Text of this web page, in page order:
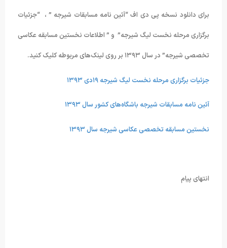
برای دانلود نسخه پی دی اف “آئین نامه مسابقات شیرجه ” ، “جزئیات
برگزاری مرحله نخست لیگ شیرجه” و ” اطلاعات نخستین مسابقه عکاسی
تخصصی شیرجه” در سال ۱۳۹۳ بر روی لینک‌های مربوطه کلیک کنید.
جزئیات برگزاری مرحله نخست لیگ شیرجه ۱۹دی ۱۳۹۳
آئین نامه مسابقات شیرجه باشگاه‌های کشور سال ۱۳۹۳
نخستین مسابقه تخصصی عکاسی شیرجه سال ۱۳۹۳
انتهای پیام